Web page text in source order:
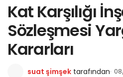
Kat Karşılığı
Sözleşmesi
Kararları
suat şimşek tarafından